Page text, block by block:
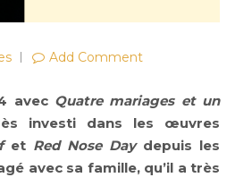
Add Comment
avec Quatre mariages et un
investi dans les œuvres
et Red Nose Daydepuis les
avec sa famille, qu’il a très